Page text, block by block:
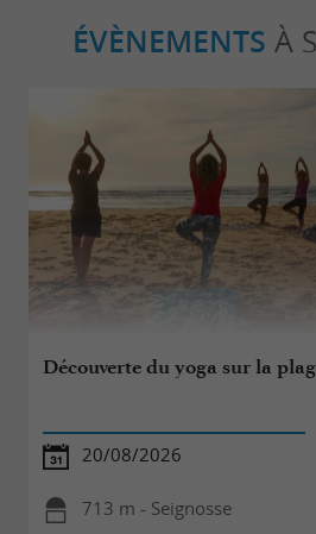
ÉVÈNEMENTS À
Découverte du yoga sur la
20/08/2026
713 m - Seignosse